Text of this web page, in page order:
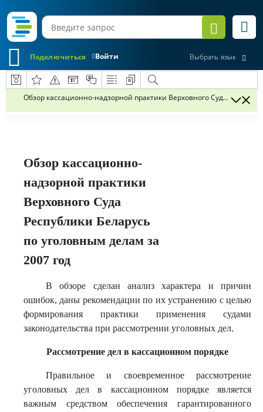
Войти
Подключиться Выбрать язык
Обзор кассационно-надзорной практики Верховного Суда
Обзор кассационно-
надзорной практики
Верховного Суда
Республики Беларусь
по уголовным делам за
2007 год
В обзоре сделан анализ характера и причин
ошибок, даны рекомендации по их устранению с целью
формирования практики применения судами
законодательства при рассмотрении уголовных дел.
Рассмотрение дел в кассационном порядке
Правильное и своевременное рассмотрение
уголовных дел в кассационном порядке является
важным средством обеспечения гарантированного